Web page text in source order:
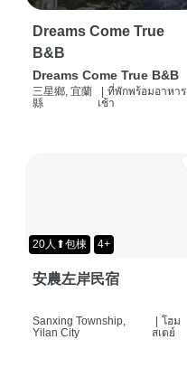
Dreams Come True
B&B
Dreams Come True B&B
三星鄉, 宜蘭
縣
| ที่พักพร้อมอาหาร
เช้า
20人⬆包棟 4+
安農左岸民宿
Sanxing Township,
Yilan City
| โฮม
สเตย์